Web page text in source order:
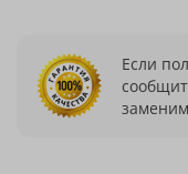
Если